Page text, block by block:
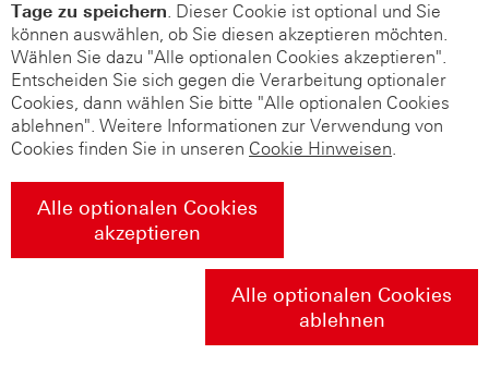
Tage zu speichern. Dieser Cookie ist optional und Sie
können auswählen, ob Sie diesen akzeptieren möchten.
Wählen Sie dazu "Alle optionalen Cookies akzeptieren".
Entscheiden Sie sich gegen die Verarbeitung optionaler
Cookies, dann wählen Sie bitte "Alle optionalen Cookies
ablehnen". Weitere Informationen zur Verwendung von
Cookies finden Sie in unseren Cookie Hinweisen.
Alle optionalen Cookies
akzeptieren
Alle optionalen Cookies
ablehnen